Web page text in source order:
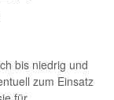
bis niedrig und
zum Einsatz